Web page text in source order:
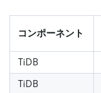
コンポーネント
TiDB
TiDB